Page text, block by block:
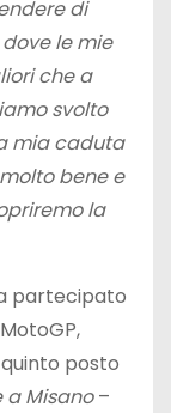
di
le mie
che a
svolto
mia caduta
bene e
la
partecipato
posto
a Misano–